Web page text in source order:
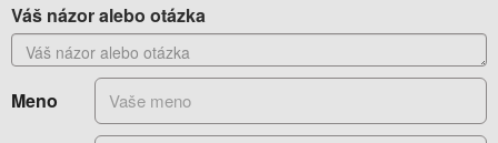
Váš názor alebo otázka
Meno